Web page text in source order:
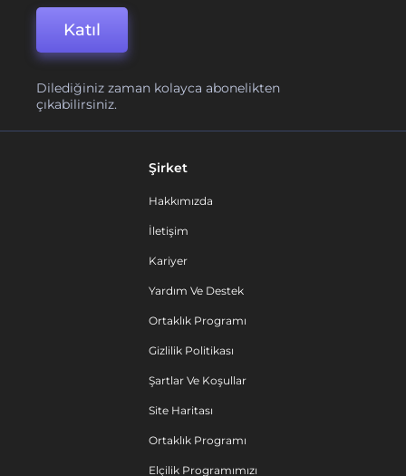
Katıl
Dilediğiniz zaman kolayca abonelikten
çıkabilirsiniz.
Şirket
Hakkımızda
İletişim
Kariyer
Yardım Ve Destek
Ortaklık Programı
Gizlilik Politikası
Şartlar Ve Koşullar
Site Haritası
Ortaklık Programı
Elçilik Programımızı